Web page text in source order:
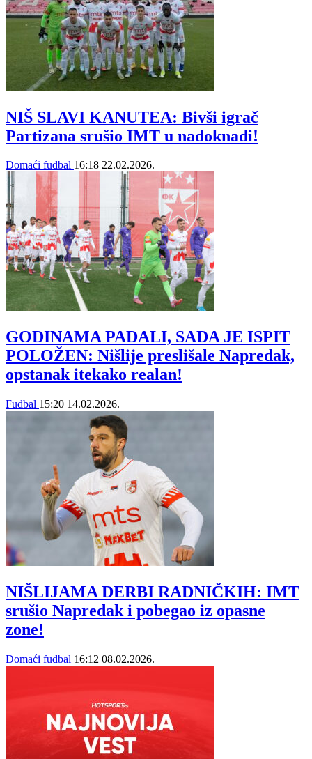
NIŠ SLAVI KANUTEA: Bivši igrač
Partizana srušio IMT u nadoknadi!
Domaći fudbal 16:18 22.02.2026.
GODINAMA PADALI, SADA JE ISPIT
POLOŽEN: Nišlije preslišale Napredak,
opstanak itekako realan!
Fudbal 15:20 14.02.2026.
NIŠLIJAMA DERBI RADNIČKIH: IMT
srušio Napredak i pobegao iz opasne
zone!
Domaći fudbal 16:12 08.02.2026.